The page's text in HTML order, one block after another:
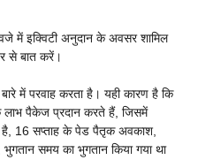
में इक्विटी अनुदान के अवसर शामिल
से बात करें।
में परवाह करता है। यही कारण है कि
लाभ पैकेज प्रदान करते हैं, जिसमें
है, 16 सप्ताह के पेड पैतृक अवकाश,
समय का भुगतान किया गया था